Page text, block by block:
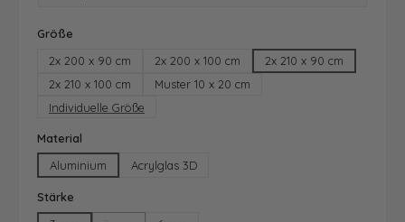
Größe
2x 200 x 90 cm
2x 200 x 100 cm
2x 210 x 90 cm
2x 210 x 100 cm
Muster 10 x 20 cm
Individuelle Größe
Material
Aluminium
Acrylglas 3D
Stärke